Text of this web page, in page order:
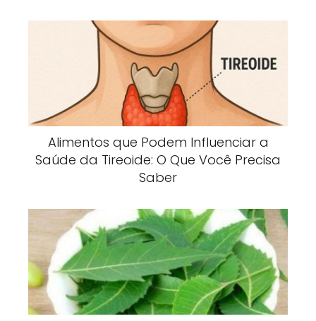
Alimentos que Podem Influenciar a
Saúde da Tireoide: O Que Você Precisa
Saber